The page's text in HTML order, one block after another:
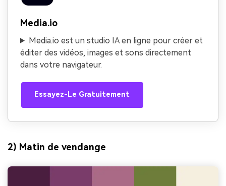
Media.io
Media.io est un studio IA en ligne pour créer et
éditer des vidéos, images et sons directement
dans votre navigateur.
Essayez-Le Gratuitement
2) Matin de vendange